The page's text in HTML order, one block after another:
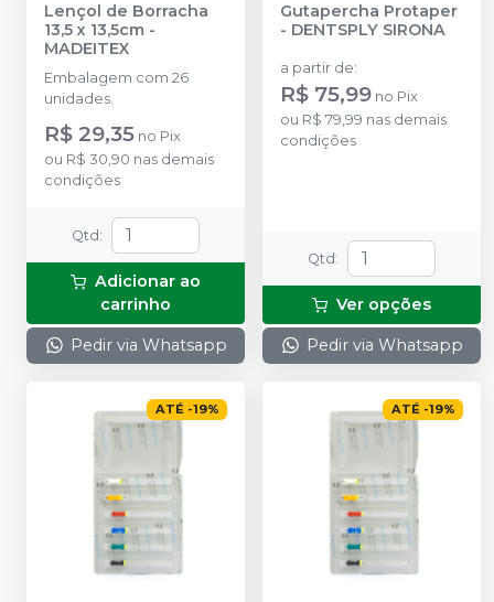
Lençol de Borracha
13,5 x 13,5cm -
MADEITEX
Embalagem com 26
unidades.
R$ 29,35 no Pix
ou R$ 30,90 nas demais
condições
Qtd :
Adicionar ao
carrinho
Pedir via Whatsapp
Gutapercha Protaper
- DENTSPLY SIRONA
a partir de:
R$ 75,99 no Pix
ou R$ 79,99 nas demais
condições
Qtd :
Ver opções
Pedir via Whatsapp
ATÉ -19% ATÉ -19%